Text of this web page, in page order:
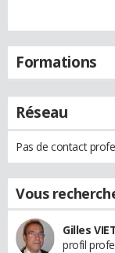
Formations
Réseau
Pas de contact
Vous
Gilles
profil